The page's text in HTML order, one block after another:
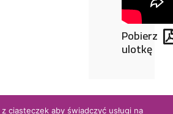
Pobierz
ulotkę
ciasteczek aby świadczyć usługi na